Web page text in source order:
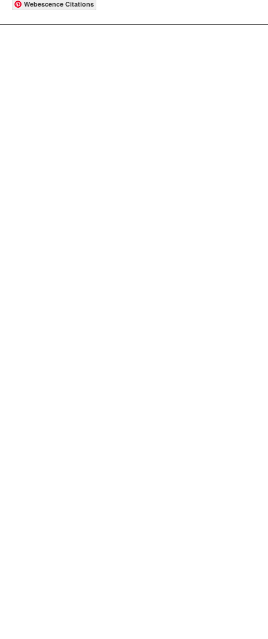
Webescence Citations